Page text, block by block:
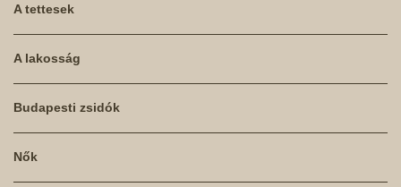
A tettesek
A lakosság
Budapesti zsidók
Nők